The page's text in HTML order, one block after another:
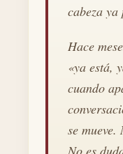
cabeza ya
Hace
«ya está,
cuando
se
No es